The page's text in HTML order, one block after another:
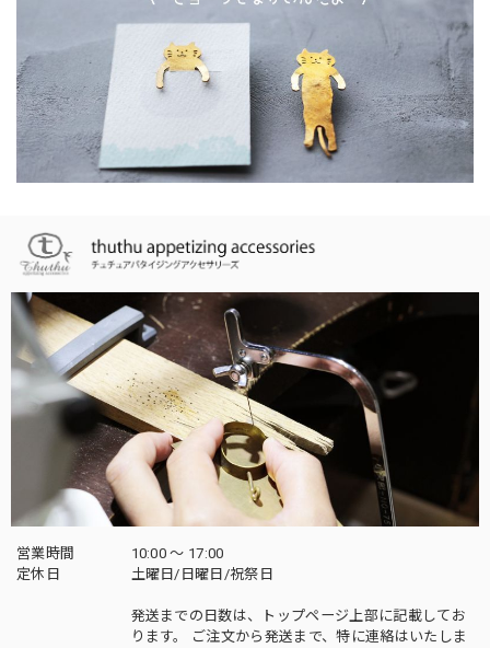
営業時間
10:00 〜 17:00
定休日
土曜日/日曜日/祝祭日
発送までの日数は、トップページ上部に記載してお
ります。 ご注文から発送まで、特に連絡はいたしま